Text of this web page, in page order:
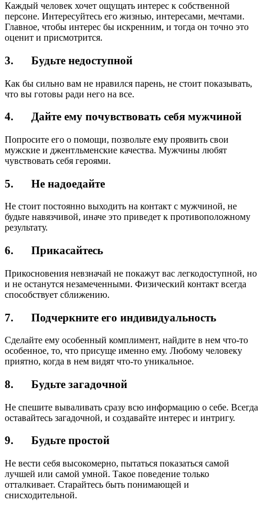
Каждый человек хочет ощущать интерес к собственной
персоне. Интересуйтесь его жизнью, интересами, мечтами.
Главное, чтобы интерес бы искренним, и тогда он точно это
оценит и присмотрится.
3. Будьте недоступной
Как бы сильно вам не нравился парень, не стоит показывать,
что вы готовы ради него на все.
4. Дайте ему почувствовать себя мужчиной
Попросите его о помощи, позвольте ему проявить свои
мужские и джентльменские качества. Мужчины любят
чувствовать себя героями.
5. Не надоедайте
Не стоит постоянно выходить на контакт с мужчиной, не
будьте навязчивой, иначе это приведет к противоположному
результату.
6. Прикасайтесь
Прикосновения невзначай не покажут вас легкодоступной, но
и не останутся незамеченными. Физический контакт всегда
способствует сближению.
7. Подчеркните его индивидуальность
Сделайте ему особенный комплимент, найдите в нем что-то
особенное, то, что присуще именно ему. Любому человеку
приятно, когда в нем видят что-то уникальное.
8. Будьте загадочной
Не спешите вываливать сразу всю информацию о себе. Всегда
оставайтесь загадочной, и создавайте интерес и интригу.
9. Будьте простой
Не вести себя высокомерно, пытаться показаться самой
лучшей или самой умной. Такое поведение только
отталкивает. Старайтесь быть понимающей и
снисходительной.